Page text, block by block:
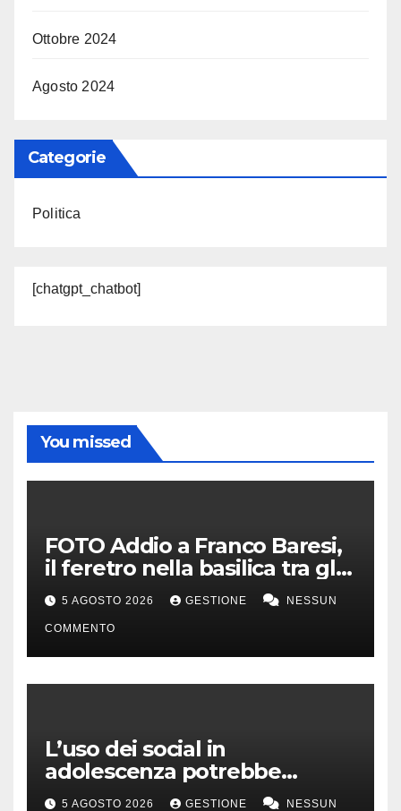
Ottobre 2024
Agosto 2024
Categorie
Politica
[chatgpt_chatbot]
You missed
FOTO Addio a Franco Baresi,
il feretro nella basilica tra gli
applausi e il coro “c’è solo un
capitano”
5 AGOSTO 2026 GESTIONE NESSUN
COMMENTO
L’uso dei social in
adolescenza potrebbe
incidere sui voti a scuola
5 AGOSTO 2026 GESTIONE NESSUN